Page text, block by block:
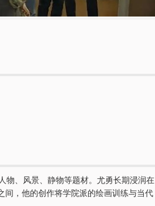
物、风景、静物等题材。尤勇长期浸润在
，他的创作将学院派的绘画训练与当代